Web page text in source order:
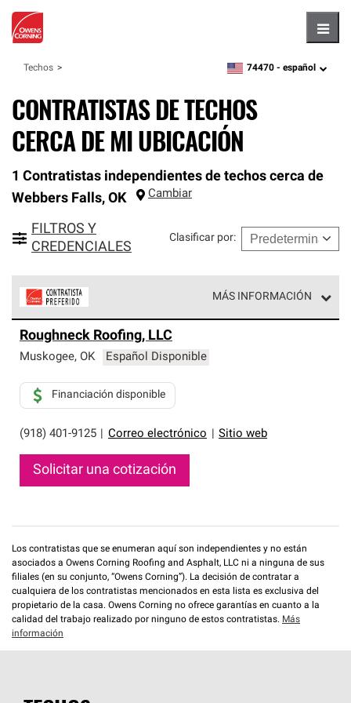
Techos zipcode, language
74470 - español
CONTRATISTAS DE TECHOS
CERCA DE MI UBICACIÓN
1 Contratistas independientes de techos cerca de
Webbers Falls, OK Cambiar
FILTROS Y
CREDENCIALES
Clasificar por:
MÁS INFORMACIÓN
parte de una red exclusiva de profesionales de techos
que cumplen con altos estándares y requisitos estrictos
Roughneck Roofing, LLC
Muskogee, OK Español Disponible
(918) 401-9125 Correo electrónico Sitio web
Financiación disponible
Solicitar una cotización
Los contratistas que se enumeran aquí son independientes y no están
asociados a Owens Corning Roofing and Asphalt, LLC ni a ninguna de sus
filiales (en su conjunto, “Owens Corning”). La decisión de contratar a
cualquiera de los contratistas mencionados en esta lista es exclusiva del
propietario de la casa. Owens Corning no ofrece garantías en cuanto a la
calidad del trabajo realizado por ninguno de estos contratistas. Más
información